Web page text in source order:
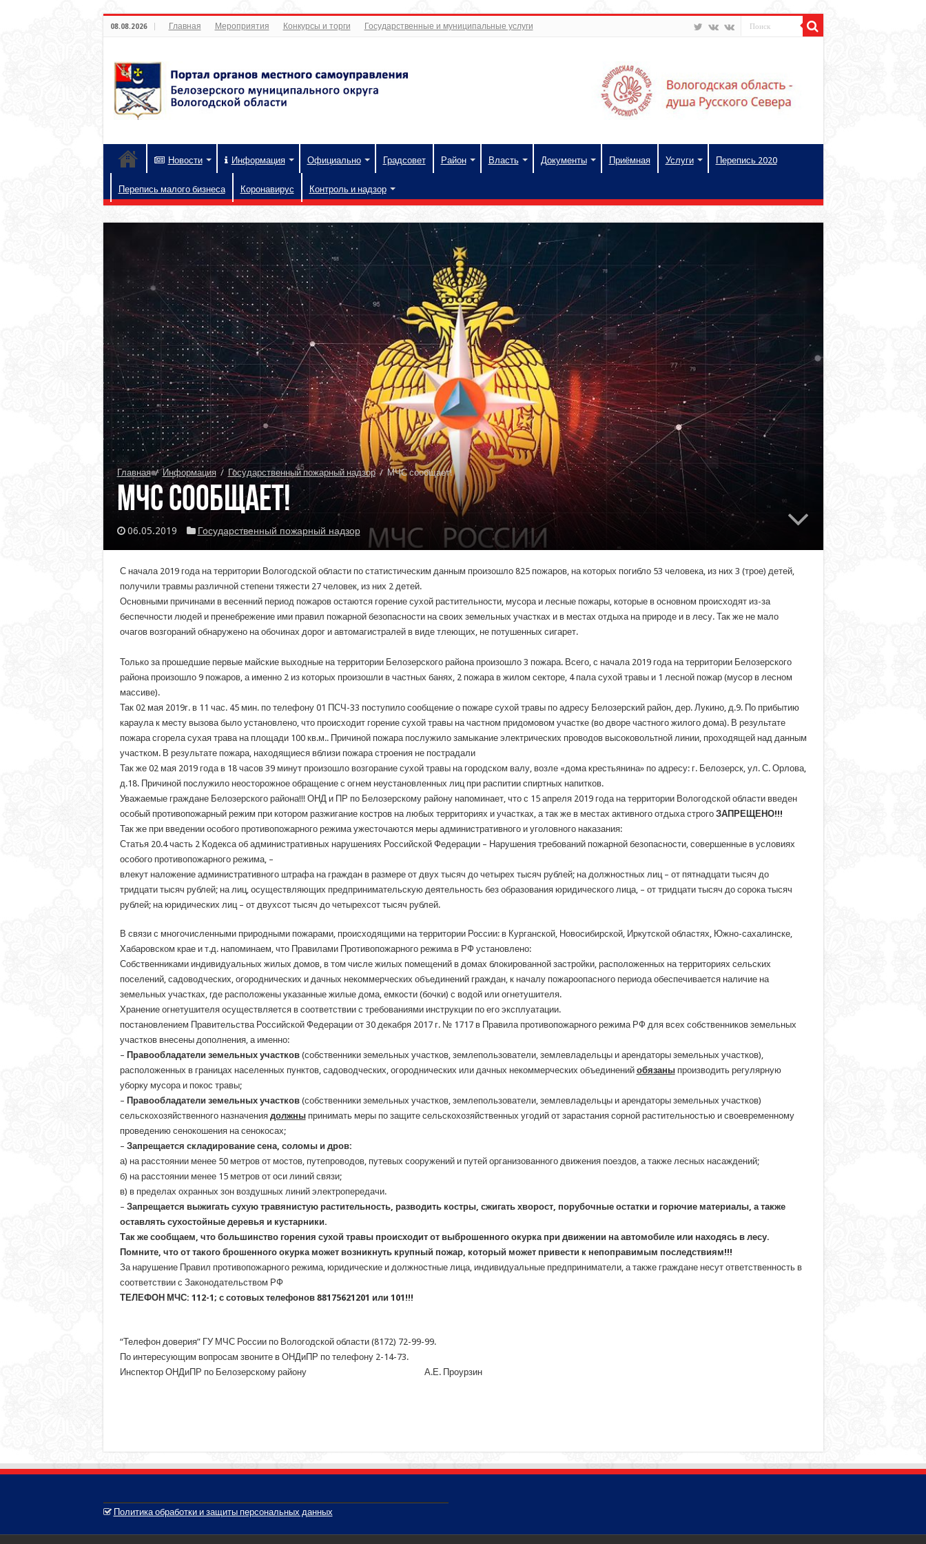
08.08.2026 Главная Мероприятия Конкурсы и торги Государственные и муниципальные услуги
Новости Информация Официально Градсовет Район Власть Документы Приёмная Услуги Перепись 2020
Перепись малого бизнеса Коронавирус Контроль и надзор
Главная / Информация / Государственный пожарный надзор / МЧС сообщает!
МЧС сообщает!
06.05.2019 Государственный пожарный надзор
С начала 2019 года на территории Вологодской области по статистическим данным произошло 825 пожаров, на которых погибло 53 человека, из них 3 (трое) детей,
получили травмы различной степени тяжести 27 человек, из них 2 детей.
Основными причинами в весенний период пожаров остаются горение сухой растительности, мусора и лесные пожары, которые в основном происходят из-за
беспечности людей и пренебрежение ими правил пожарной безопасности на своих земельных участках и в местах отдыха на природе и в лесу. Так же не мало
очагов возгораний обнаружено на обочинах дорог и автомагистралей в виде тлеющих, не потушенных сигарет.
Только за прошедшие первые майские выходные на территории Белозерского района произошло 3 пожара. Всего, с начала 2019 года на территории Белозерского
района произошло 9 пожаров, а именно 2 из которых произошли в частных банях, 2 пожара в жилом секторе, 4 пала сухой травы и 1 лесной пожар (мусор в лесном
массиве).
Так 02 мая 2019г. в 11 час. 45 мин. по телефону 01 ПСЧ-33 поступило сообщение о пожаре сухой травы по адресу Белозерский район, дер. Лукино, д.9. По прибытию
караула к месту вызова было установлено, что происходит горение сухой травы на частном придомовом участке (во дворе частного жилого дома). В результате
пожара сгорела сухая трава на площади 100 кв.м.. Причиной пожара послужило замыкание электрических проводов высоковольтной линии, проходящей над данным
участком. В результате пожара, находящиеся вблизи пожара строения не пострадали
Так же 02 мая 2019 года в 18 часов 39 минут произошло возгорание сухой травы на городском валу, возле «дома крестьянина» по адресу: г. Белозерск, ул. С. Орлова,
д.18. Причиной послужило неосторожное обращение с огнем неустановленных лиц при распитии спиртных напитков.
Уважаемые граждане Белозерского района!!! ОНД и ПР по Белозерскому району напоминает, что с 15 апреля 2019 года на территории Вологодской области введен
особый противопожарный режим при котором разжигание костров на любых территориях и участках, а так же в местах активного отдыха строго ЗАПРЕЩЕНО!!!
Так же при введении особого противопожарного режима ужесточаются меры административного и уголовного наказания:
Статья 20.4 часть 2 Кодекса об административных нарушениях Российской Федерации – Нарушения требований пожарной безопасности, совершенные в условиях
особого противопожарного режима, –
влекут наложение административного штрафа на граждан в размере от двух тысяч до четырех тысяч рублей; на должностных лиц – от пятнадцати тысяч до
тридцати тысяч рублей; на лиц, осуществляющих предпринимательскую деятельность без образования юридического лица, – от тридцати тысяч до сорока тысяч
рублей; на юридических лиц – от двухсот тысяч до четырехсот тысяч рублей.
В связи с многочисленными природными пожарами, происходящими на территории России: в Курганской, Новосибирской, Иркутской областях, Южно-сахалинске,
Хабаровском крае и т.д. напоминаем, что Правилами Противопожарного режима в РФ установлено:
Собственниками индивидуальных жилых домов, в том числе жилых помещений в домах блокированной застройки, расположенных на территориях сельских
поселений, садоводческих, огороднических и дачных некоммерческих объединений граждан, к началу пожароопасного периода обеспечивается наличие на
земельных участках, где расположены указанные жилые дома, емкости (бочки) с водой или огнетушителя.
Хранение огнетушителя осуществляется в соответствии с требованиями инструкции по его эксплуатации.
постановлением Правительства Российской Федерации от 30 декабря 2017 г. № 1717 в Правила противопожарного режима РФ для всех собственников земельных
участков внесены дополнения, а именно:
– Правообладатели земельных участков(собственники земельных участков, землепользователи, землевладельцы и арендаторы земельных участков),
расположенных в границах населенных пунктов, садоводческих, огороднических или дачных некоммерческих объединений обязаныпроизводить регулярную
уборку мусора и покос травы;
– Правообладатели земельных участков(собственники земельных участков, землепользователи, землевладельцы и арендаторы земельных участков)
сельскохозяйственного назначения должныпринимать меры по защите сельскохозяйственных угодий от зарастания сорной растительностью и своевременному
проведению сенокошения на сенокосах;
– Запрещается складирование сена, соломы и дров:
а) на расстоянии менее 50 метров от мостов, путепроводов, путевых сооружений и путей организованного движения поездов, а также лесных насаждений;
б) на расстоянии менее 15 метров от оси линий связи;
в) в пределах охранных зон воздушных линий электропередачи.
– Запрещается выжигать сухую травянистую растительность, разводить костры, сжигать хворост, порубочные остатки и горючие материалы, а также
оставлять сухостойные деревья и кустарники.
Так же сообщаем, что большинство горения сухой травы происходит от выброшенного окурка при движении на автомобиле или находясь в лесу.
Помните, что от такого брошенного окурка может возникнуть крупный пожар, который может привести к непоправимым последствиям!!!
За нарушение Правил противопожарного режима, юридические и должностные лица, индивидуальные предприниматели, а также граждане несут ответственность в
соответствии с Законодательством РФ
ТЕЛЕФОН МЧС: 112-1; с сотовых телефонов 88175621201 или 101!!!
“Телефон доверия” ГУ МЧС России по Вологодской области (8172) 72-99-99.
По интересующим вопросам звоните в ОНДиПР по телефону 2-14-73.
Инспектор ОНДиПР по Белозерскому району А.Е. Проурзин
Политика обработки и защиты персональных данных